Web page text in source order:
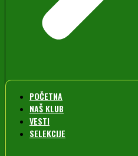
POČETNA
NAŠ KLUB
VESTI
SELEKCIJE